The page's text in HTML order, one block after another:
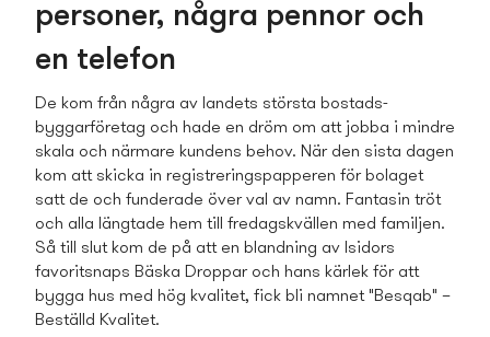
personer, några pennor och
en telefon
De kom från några av landets största bostads­
byggarföretag och hade en dröm om att jobba i mindre
skala och närmare kundens behov. När den sista dagen
kom att skicka in registreringspapperen för bolaget
satt de och funderade över val av namn. Fantasin tröt
och alla längtade hem till fredagskvällen med familjen.
Så till slut kom de på att en blandning av Isidors
favoritsnaps Bäska Droppar och hans kärlek för att
bygga hus med hög kvalitet, fick bli namnet "Besqab" –
Beställd Kvalitet.